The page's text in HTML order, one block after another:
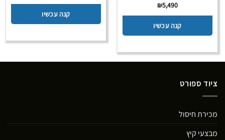
₪5,490
קנה עכשיו
קנה עכשיו
ציוד ספורט
מכירת חיסול
מבצעי קיץ